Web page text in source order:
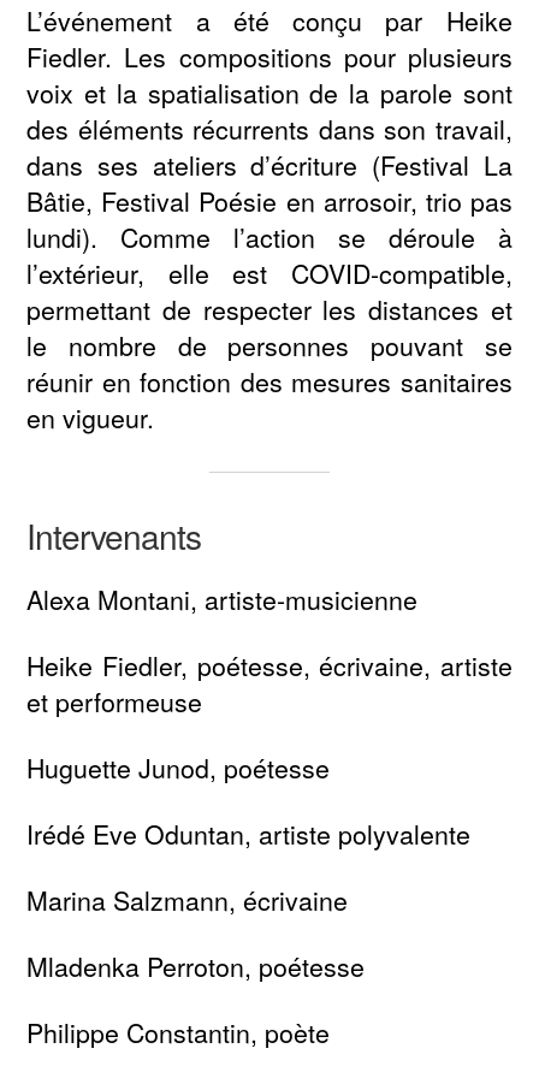
L’événement a été conçu par Heike
Fiedler. Les compositions pour plusieurs
voix et la spatialisation de la parole sont
des éléments récurrents dans son travail,
dans ses ateliers d’écriture (Festival La
Bâtie, Festival Poésie en arrosoir, trio pas
lundi). Comme l’action se déroule à
l’extérieur, elle est COVID-compatible,
permettant de respecter les distances et
le nombre de personnes pouvant se
réunir en fonction des mesures sanitaires
en vigueur.
Intervenants
Alexa Montani, artiste-musicienne
Heike Fiedler, poétesse, écrivaine, artiste
et performeuse
Huguette Junod, poétesse
Irédé Eve Oduntan, artiste polyvalente
Marina Salzmann, écrivaine
Mladenka Perroton, poétesse
Philippe Constantin, poète